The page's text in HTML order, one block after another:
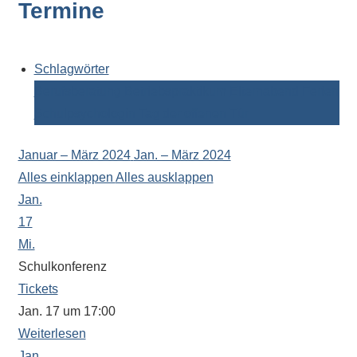
Kontaktdaten,
Zusammensetzung
oder
zur
Ausstattung
der
wir
versuchen
auf
alle
Fragen
Termine
Schlagwörter
Januar – März 2024 Jan. – März 2024
Alles einklappen Alles ausklappen
Jan.
17
Mi.
Schulkonferenz
Tickets
Jan. 17 um 17:00
Weiterlesen